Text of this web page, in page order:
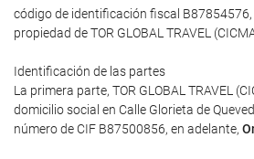
código de identificación fiscal
propiedad de TOR GLOBAL TRAVEL
Identificación de las partes
La primera parte, TOR GLOBAL TRAVEL
domicilio social en Calle Glorieta de
número de CIF B87500856, en adelante,